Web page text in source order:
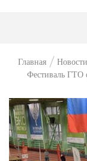
Главная
Новости
Фестиваль ГТО